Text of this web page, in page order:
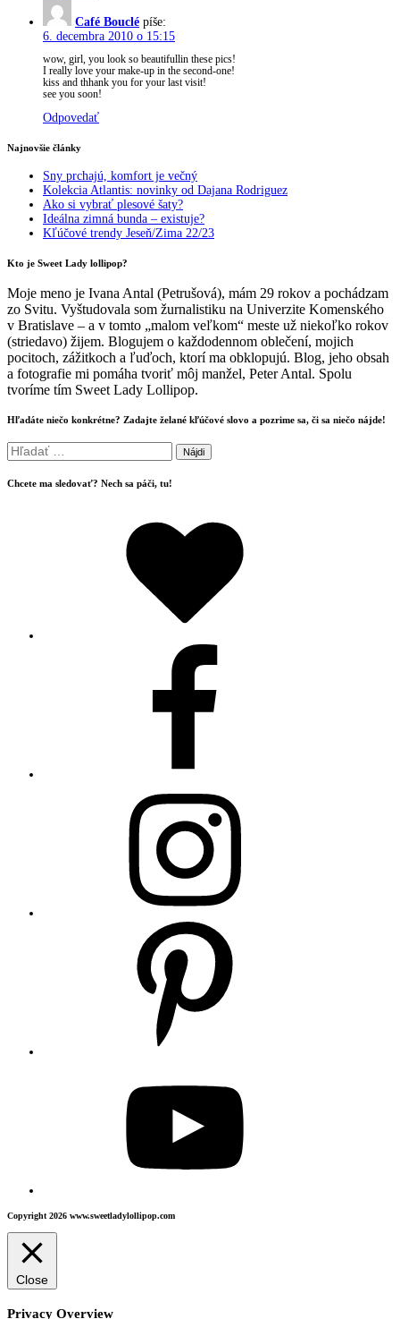
Café Bouclé píše:
6. decembra 2010 o 15:15
wow, girl, you look so beautifullin these pics!
I really love your make-up in the second-one!
kiss and thhank you for your last visit!
see you soon!
Odpovedať
Najnovšie články
Sny prchajú, komfort je večný
Kolekcia Atlantis: novinky od Dajana Rodriguez
Ako si vybrať plesové šaty?
Ideálna zimná bunda – existuje?
Kľúčové trendy Jeseň/Zima 22/23
Kto je Sweet Lady lollipop?
Moje meno je Ivana Antal (Petrušová), mám 29 rokov a pochádzam
zo Svitu. Vyštudovala som žurnalistiku na Univerzite Komenského
v Bratislave – a v tomto „malom veľkom“ meste už niekoľko rokov
(striedavo) žijem. Blogujem o každodennom oblečení, mojich
pocitoch, zážitkoch a ľuďoch, ktorí ma obklopujú. Blog, jeho obsah
a fotografie mi pomáha tvoriť môj manžel, Peter Antal. Spolu
tvoríme tím Sweet Lady Lollipop.
Hľadáte niečo konkrétne? Zadajte želané kľúčové slovo a pozrime sa, či sa niečo nájde!
Hľadať:
Chcete ma sledovať? Nech sa páči, tu!
Copyright 2026 www.sweetladylollipop.com
Close
Privacy Overview